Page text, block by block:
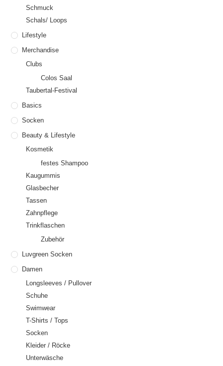
Schmuck
Schals/ Loops
Lifestyle
Merchandise
Clubs
Colos Saal
Taubertal-Festival
Basics
Socken
Beauty & Lifestyle
Kosmetik
festes Shampoo
Kaugummis
Glasbecher
Tassen
Zahnpflege
Trinkflaschen
Zubehör
Luvgreen Socken
Damen
Longsleeves / Pullover
Schuhe
Swimwear
T-Shirts / Tops
Socken
Kleider / Röcke
Unterwäsche